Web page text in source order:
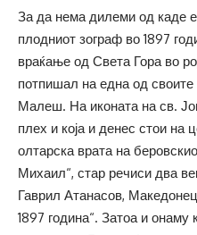
За да нема дилеми од каде
плодниот зограф во 1897
враќање од Света Гора во
потпишал на една од
Малеш. На иконата на св.
плех и која и денес стои на
олтарска врата на
Михаил“, стар речиси два
Гаврил Атанасов,
1897 година“. Затоа и